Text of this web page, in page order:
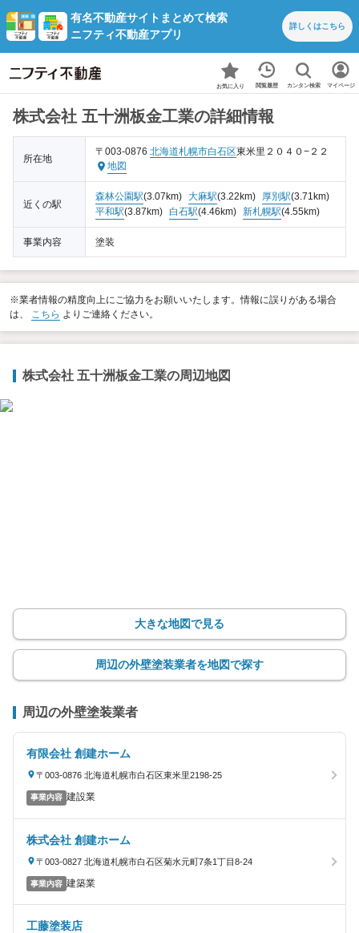
有名不動産サイトまとめて検索
ニフティ不動産アプリ
詳しくはこちら
お気に入り 閲覧履歴 カンタン検索 マイページ
株式会社 五十洲板金工業の詳細情報
所在地
〒003-0876 北海道札幌市白石区東米里２０４０−２２
地図
近くの駅
森林公園駅(3.07km) 大麻駅(3.22km) 厚別駅(3.71km)
平和駅(3.87km) 白石駅(4.46km) 新札幌駅(4.55km)
事業内容 塗装
※業者情報の精度向上にご協力をお願いいたします。情報に誤りがある場合
は、 こちら よりご連絡ください。
株式会社 五十洲板金工業の周辺地図
大きな地図で見る
周辺の外壁塗装業者を地図で探す
周辺の外壁塗装業者
有限会社 創建ホーム
〒003-0876 北海道札幌市白石区東米里2198-25
事業内容 建設業
株式会社 創建ホーム
〒003-0827 北海道札幌市白石区菊水元町7条1丁目8-24
事業内容 建築業
工藤塗装店